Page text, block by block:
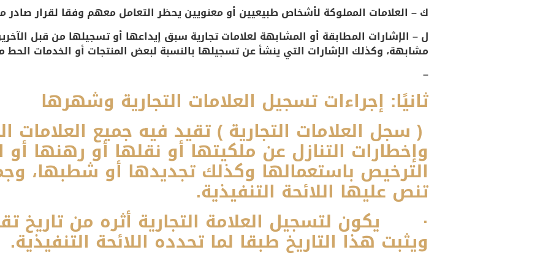
ك – العلامات المملوكة لأشخاص طبيعيين أو معنويين يحظر التعامل معهم وفقا لقرار
ل – الإشارات المطابقة أو المشابهة لعلامات تجارية سبق إيداعها أو تسجيلها من قبل
مشابهة، وكذلك الإشارات التي ينشأ عن تسجيلها بالنسبة لبعض المنتجات أو الخدمات الحط
–
ثانيًا: إجراءات تسجيل العلامات التجارية وشهرها
( سجل العلامات التجارية ) تقيد فيه جميع العلامات
وإخطارات التنازل عن ملكيتها أو نقلها أو رهنها أو
الترخيص باستعمالها وكذلك تجديدها أو شطبها،
تنص عليها اللائحة التنفيذية.
· يكون لتسجيل العلامة التجارية أثره من تاريخ
ويثبت هذا التاريخ طبقا لما تحدده اللائحة التنفيذية.